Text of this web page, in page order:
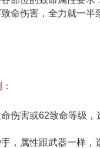
命伤害，全力就一半
害或62致命等级，
属性跟武器一样，